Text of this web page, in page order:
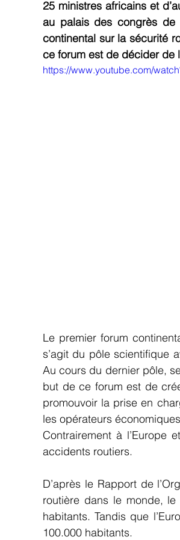
25 ministres africains et
au palais des congrès de
continental sur la sécurité
ce forum est de décider de
https://www.youtube.com/
Le premier forum
s’agit du pôle scientifique
Au cours du dernier pôle,
but de ce forum est de
promouvoir la prise en
les opérateurs
Contrairement à l’Europe
accidents routiers.
D’après le Rapport de
routière dans le monde,
habitants. Tandis que
100.000 habitants.